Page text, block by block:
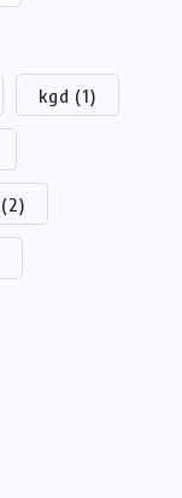
kgd (1)
(2)